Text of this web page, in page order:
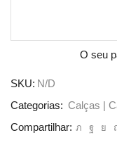
O seu
SKU: N/D
Categorias: Calças |
Compartilhar: